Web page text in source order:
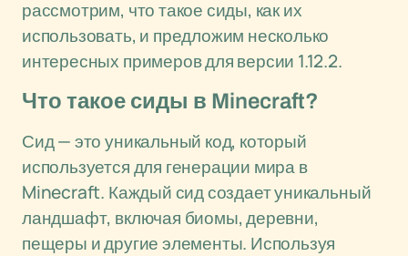
рассмотрим, что такое сиды, как их
использовать, и предложим несколько
интересных примеров для версии 1.12.2.
Что такое сиды в Minecraft?
Сид — это уникальный код, который
используется для генерации мира в
Minecraft. Каждый сид создает уникальный
ландшафт, включая биомы, деревни,
пещеры и другие элементы. Используя